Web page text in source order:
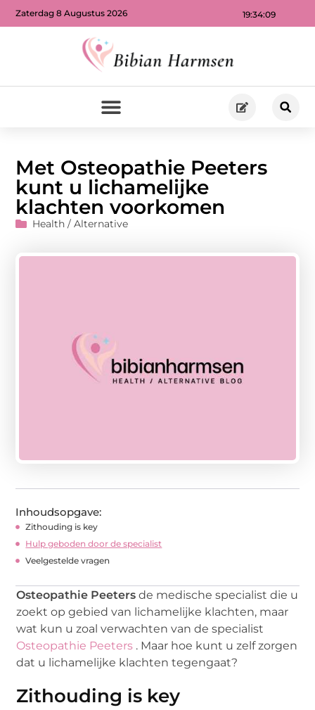
19:34:10
Zaterdag 8 Augustus 2026
Met Osteopathie Peeters
kunt u lichamelijke
klachten voorkomen
Health / Alternative
Inhoudsopgave:
Zithouding is key
Hulp geboden door de specialist
Veelgestelde vragen
Osteopathie Peeters de medische specialist die u
zoekt op gebied van lichamelijke klachten, maar
wat kun u zoal verwachten van de specialist
Osteopathie Peeters . Maar hoe kunt u zelf zorgen
dat u lichamelijke klachten tegengaat?
Zithouding is key